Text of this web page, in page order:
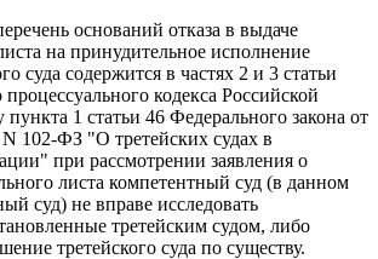
оснований отказа в выдаче
на принудительное исполнение
суда содержится в частях 2 и 3 статьи
кодекса Российской
1 статьи 46 Федерального закона от
102-ФЗ "О третейских судах в
при рассмотрении заявления о
листа компетентный суд (в данном
суд) не вправе исследовать
третейским судом, либо
третейского суда по существу.